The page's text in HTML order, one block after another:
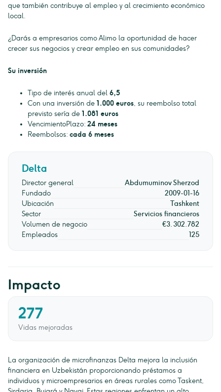
que también contribuye al empleo y al crecimiento económico
local.
¿Darás a empresarios como Alimo la oportunidad de hacer
crecer sus negocios y crear empleo en sus comunidades?
Su inversión
Tipo de interés anual del 6,5
Con una inversión de 1.000 euros, su reembolso total
previsto sería de 1.081 euros
VencimientoPlazo: 24 meses
Reembolsos: cada 6 meses
Delta
Director general
Abdumuminov Sherzod
Fundado
2009-01-16
Ubicación
Tashkent
Sector
Servicios financieros
Volumen de negocio
€3.302.782
Empleados
125
Impacto
277
Vidas mejoradas
La organización de microfinanzas Delta mejora la inclusión
financiera en Uzbekistán proporcionando préstamos a
individuos y microempresarios en áreas rurales como Taskent,